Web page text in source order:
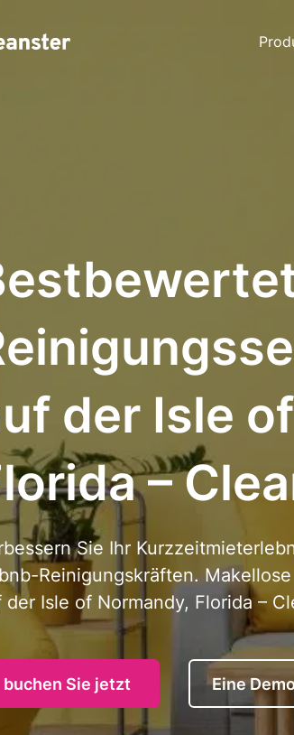
der Isle
–
Sie Ihr
Reinigungskräften.
der Isle of Normandy, Florida –
buchen Sie jetzt Eine